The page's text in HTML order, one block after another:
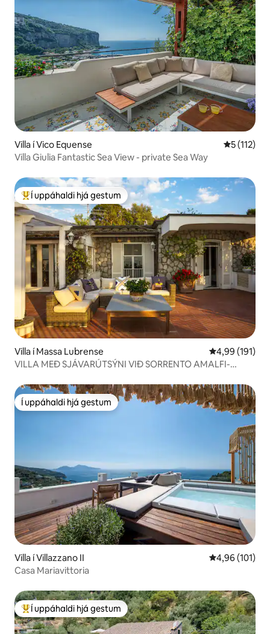
Villa í Vico Equense 5 af 5 í
5 (112)
Villa Giulia Fantastic Sea View - private Sea Way
Í mestu uppáhaldi hjá gestum
Í uppáhaldi hjá gestum
Villa í Massa Lubrense 4,99 af 5 í
4,99 (191)
VILLA MEÐ SJÁVARÚTSÝNI VIÐ SORRENTO AMALFI-
Í uppáhaldi hjá gestum
Í uppáhaldi hjá gestum
Villa í Villazzano II 4,96 af 5 í
4,96 (101)
Casa Mariavittoria
Í mestu uppáhaldi hjá gestum
Í uppáhaldi hjá gestum